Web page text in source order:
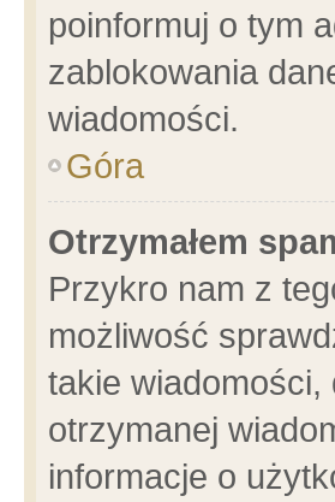
poinformuj o tym
zablokowania
wiadomości.
Góra
Otrzymałem
Przykro nam z
możliwość
takie wiadomości,
otrzymanej
informacje o